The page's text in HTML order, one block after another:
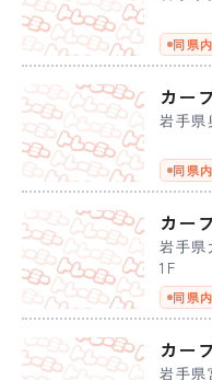
同県内
カー
岩手県
同県内
カー
岩手県
1F
同県内
カー
岩手県